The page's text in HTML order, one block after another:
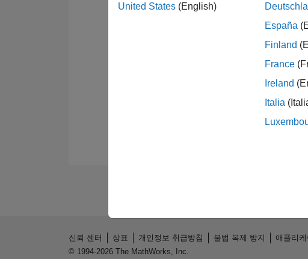
United States (English)
España
Finland
France
Ireland
Italia
신뢰 센터 상표 개인정보 취급방침 불법 복제 방지 애플리
© 1994-2026 The MathWorks, Inc.